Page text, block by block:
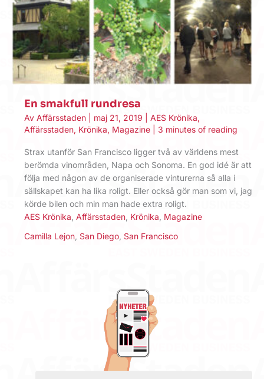
En smakfull rundresa
Av Affärsstaden maj 21, 2019 AES Krönika,
Affärsstaden, Krönika, Magazine 3 minutes of reading
Strax utanför San Francisco ligger två av världens mest
berömda vinområden, Napa och Sonoma. En god idé är att
följa med någon av de organiserade vinturerna så alla i
sällskapet kan ha lika roligt. Eller också gör man som vi, jag
körde bilen och min man hade extra roligt.
AES Krönika Affärsstaden Krönika Magazine
Camilla Lejon San Diego San Francisco